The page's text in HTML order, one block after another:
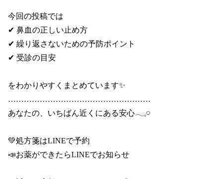
今回の投稿では
✔ 鼻血の正しい止め方
✔ 繰り返さないための予防ポイント
✔ 受診の目安
をわかりやすくまとめています✨
………………………………………………
あなたの、いちばん近くにある安心𓂃𓈒𓏸
💚処方箋はLINEで予約
📣お薬ができたらLINEでお知らせ